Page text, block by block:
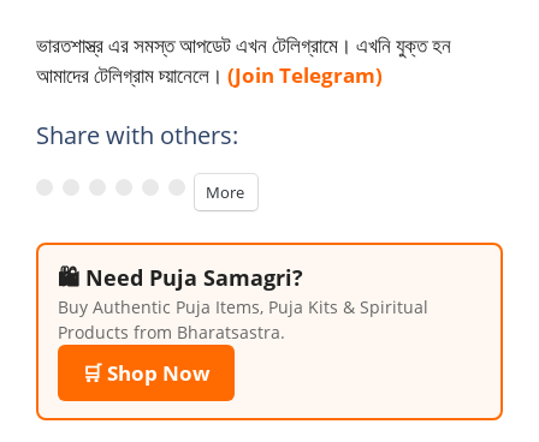
ভারতশাস্ত্র এর সমস্ত আপডেট এখন টেলিগ্রামে। এখনি যুক্ত হন
আমাদের টেলিগ্রাম চ্য়ানেলে। (Join Telegram)
Share with others:
More
🛍️ Need Puja Samagri?
Buy Authentic Puja Items, Puja Kits & Spiritual
Products from Bharatsastra.
🛒 Shop Now